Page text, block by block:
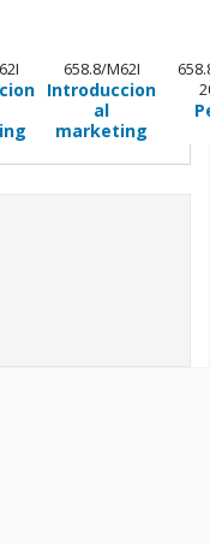
658.8/M62I
Introduccion
al
marketing